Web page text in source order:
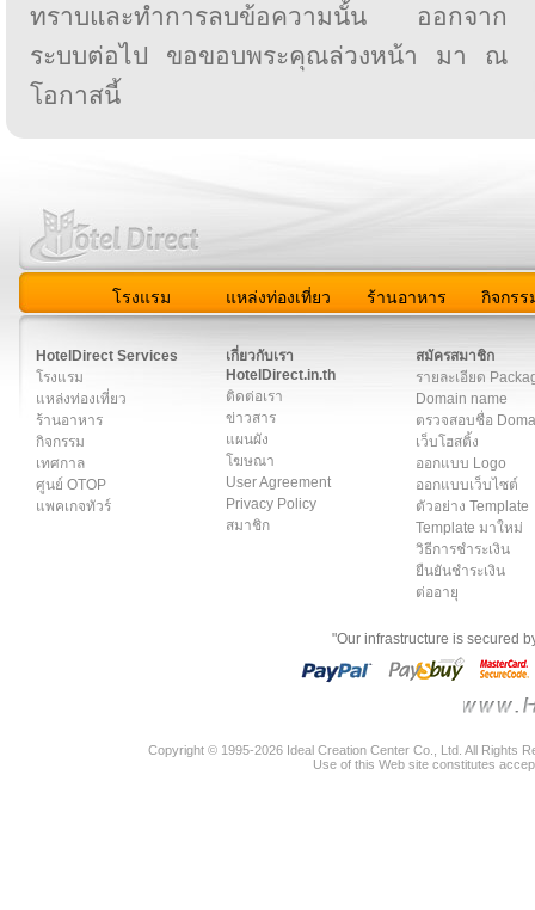
ทราบและทำการลบข้อความนั้น ออกจาก
ระบบต่อไป ขอขอบพระคุณล่วงหน้า มา ณ
โอกาสนี้
โรงแรม แหล่งท่องเที่ยว ร้านอาหาร กิจกรร
HotelDirect Services
โรงแรม
แหล่งท่องเที่ยว
ร้านอาหาร
กิจกรรม
เทศกาล
ศูนย์ OTOP
แพคเกจทัวร์
เกี่ยวกับเรา
HotelDirect.in.th
ติดต่อเรา
ข่าวสาร
แผนผัง
โฆษณา
User Agreement
Privacy Policy
สมาชิก
สมัครสมาชิก
รายละเอียด
Domain name
ตรวจสอบชื่อ
เว็บโฮสติ้ง
ออกแบบ Logo
ออกแบบเว็บไซต์
ตัวอย่าง Template
Template มาใหม่
วิธีการชำระเงิน
ยืนยันชำระเงิน
ต่ออายุ
"Our infrastructure is secured
Copyright © 1995-2026 Ideal Creation Center Co., Ltd. All Rights
Use of this Web site constitutes